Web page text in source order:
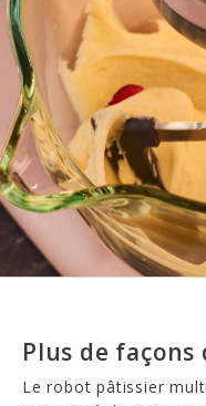
Plus de façons
Le robot pâtissier